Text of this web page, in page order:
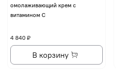
омолаживающий крем с
витамином С
4 840 ₽
В корзину